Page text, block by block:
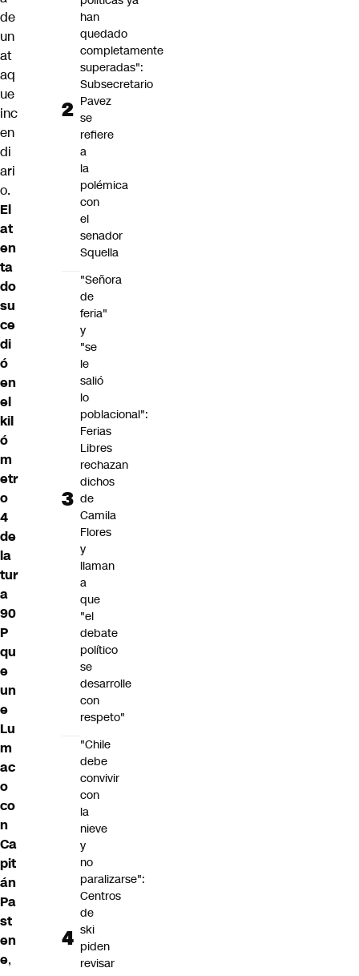
de
un
at
aq
ue
inc
en
di
ari
o.
El
at
en
ta
do
su
ce
di
ó
en
el
kil
ó
m
etr
o
4
de
la
tur
a
90
P
qu
e
un
e
Lu
m
ac
o
co
n
Ca
pit
án
Pa
st
en
e,
han
quedado
completamente
superadas":
Subsecretario
Pavez
se
refiere
a
la
polémica
con
el
senador
Squella
"Señora
de
feria"
y
"se
le
salió
lo
poblacional":
Ferias
Libres
rechazan
dichos
de
Camila
Flores
y
llaman
a
que
"el
debate
político
se
desarrolle
con
respeto"
"Chile
debe
convivir
con
la
nieve
y
no
paralizarse":
Centros
de
ski
piden
revisar